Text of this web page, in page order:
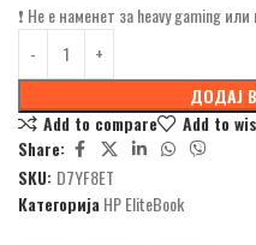
❗ Не е наменет за heavy gaming
ДОДАЈ
Add to compare
Add to
Share:
SKU: D7YF8ET
Категорија HP EliteBook